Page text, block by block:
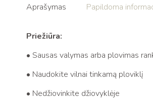
Aprašymas Papildoma
Priežiūra:
• Sausas valymas arba plovimas
• Naudokite vilnai tinkamą ploviklį
• Nedžiovinkite džiovyklėje